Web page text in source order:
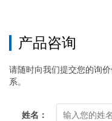
产品咨询
请随时向我们提交您的询
系。
姓名：